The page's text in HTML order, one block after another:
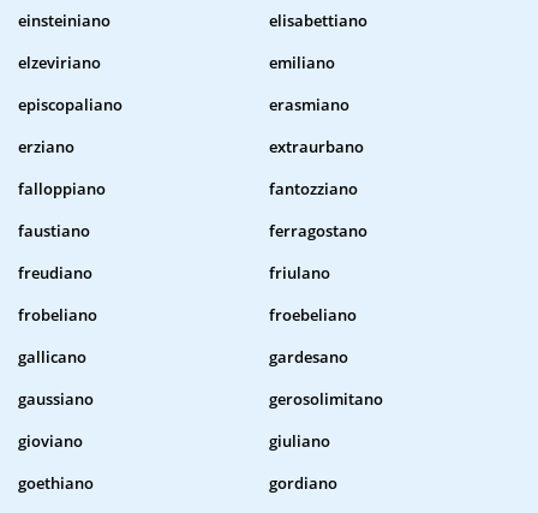
einsteiniano
elisabettiano
elzeviriano
emiliano
episcopaliano
erasmiano
erziano
extraurbano
falloppiano
fantozziano
faustiano
ferragostano
freudiano
friulano
frobeliano
froebeliano
gallicano
gardesano
gaussiano
gerosolimitano
gioviano
giuliano
goethiano
gordiano